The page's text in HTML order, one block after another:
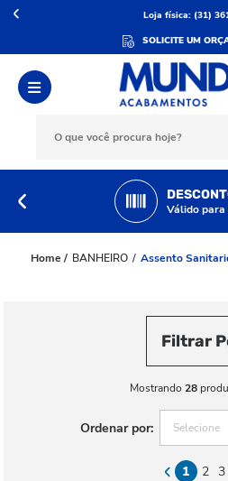
Loja física: (31)
SOLICITE UM
Válido para
BANHEIRO Assento
Filtrar
Mostrando 28
1 2 3
Ordenar por: Selecione